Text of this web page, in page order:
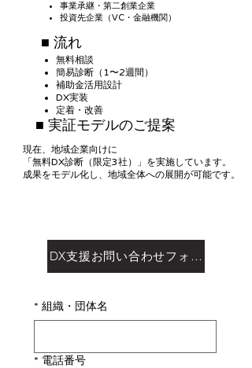
事業承継・第二創業企業
投資先企業（VC・金融機関）
■ 流れ
無料相談
簡易診断（1〜2週間）
補助金活用設計
DX実装
定着・改善
■ 実証モデルのご提案
現在、地域企業向けに
「無料DX診断（限定3社）」を実施しています。
成果をモデル化し、地域全体への展開が可能です。
DX支援お問い合わせフォーム
* 組織・団体名
* 電話番号